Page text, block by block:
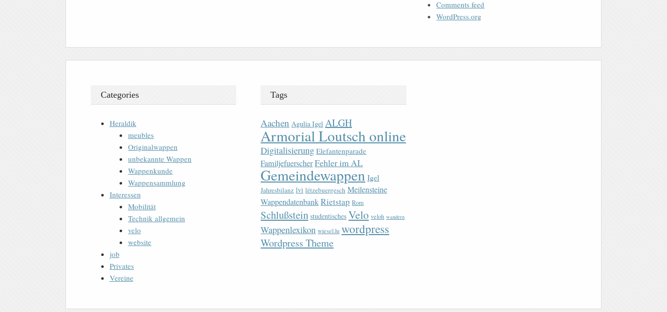
Comments feed
WordPress.org
Categories
Heraldik
meubles
Originalwappen
unbekannte Wappen
Wappenkunde
Wappensammlung
Interessen
Mobilität
Technik allgemein
velo
website
job
Privates
Vereine
Tags
Aachen Agulia Igel ALGH
Armorial Loutsch online
Digitalisierung Elefantenparade
FamiljefuerscherFehler im AL
Gemeindewappen Igel
Jahresbilanz lvi lëtzebuergesch Meilensteine
WappendatenbankRietstap Rom
Schlußstein studentisches Velo veloh wandern
Wappenlexikon wiesel.lu wordpress
Wordpress Theme